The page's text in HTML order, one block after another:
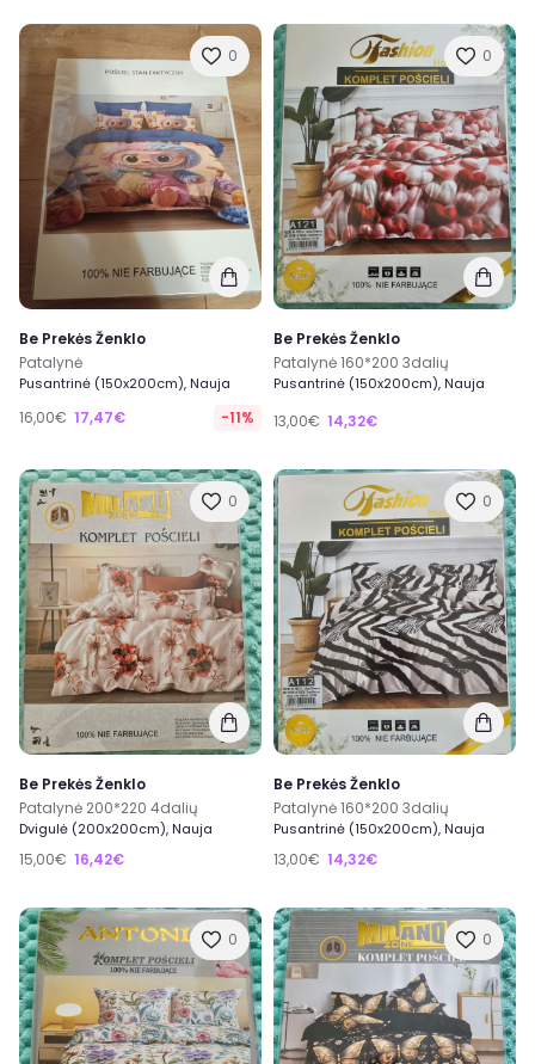
0
Be Prekės Ženklo
Patalynė
Pusantrinė (150x200cm), Nauja
16,00€ 17,47€ -11%
0
Be Prekės Ženklo
Patalynė 160*200 3dalių
Pusantrinė (150x200cm), Nauja
13,00€ 14,32€
0
Be Prekės Ženklo
Patalynė 200*220 4dalių
Dvigulė (200x200cm), Nauja
15,00€ 16,42€
0
Be Prekės Ženklo
Patalynė 160*200 3dalių
Pusantrinė (150x200cm), Nauja
13,00€ 14,32€
0 0